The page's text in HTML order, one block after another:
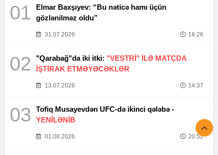
01
Elmar Baxşıyev: “Bu nəticə hamı üçün
gözlənilməz oldu”
31.07.2026 16:26
02 "Qarabağ"da iki itki: "VESTRİ" İLƏ MATÇDA
İŞTİRAK ETMƏYƏCƏKLƏR
13.07.2026 14:37
03
Tofiq Musayevdən UFC-də ikinci qələbə -
YENİLƏNİB
01.08.2026 20:52